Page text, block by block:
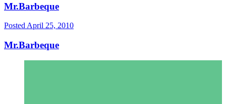
Mr.Barbeque
Posted April 25, 2010
Mr.Barbeque